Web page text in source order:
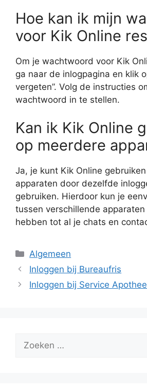
Hoe kan ik mijn
voor Kik Online
Om je wachtwoord voor Kik
ga naar de inlogpagina en klik
vergeten”. Volg de instructies
wachtwoord in te stellen.
Kan ik Kik Online
op meerdere
Ja, je kunt Kik Online
apparaten door dezelfde
gebruiken. Hierdoor kun je
tussen verschillende
hebben tot al je chats en
Categorieën
Algemeen
Inloggen bij Bureaufris
Inloggen bij Service
Zoek